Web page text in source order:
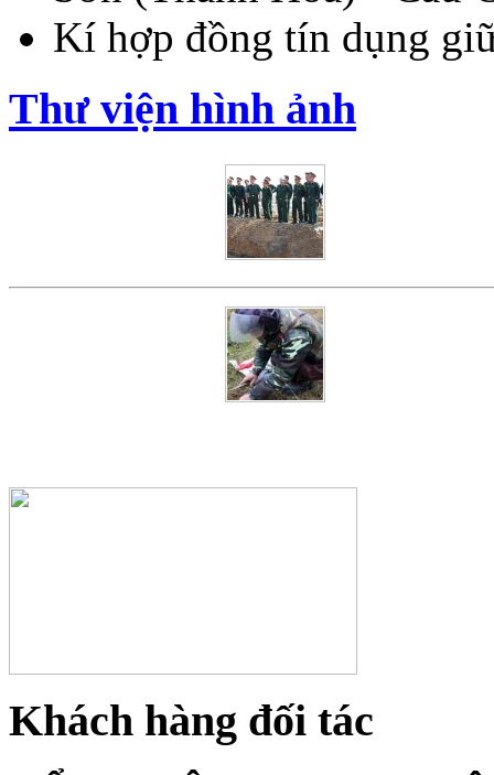
Kí hợp đồng tín dụng
Thư viện hình ảnh
Khách hàng đối tác